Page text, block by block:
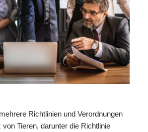
Richtlinien und Verordnungen
Tieren, darunter die Richtlinie